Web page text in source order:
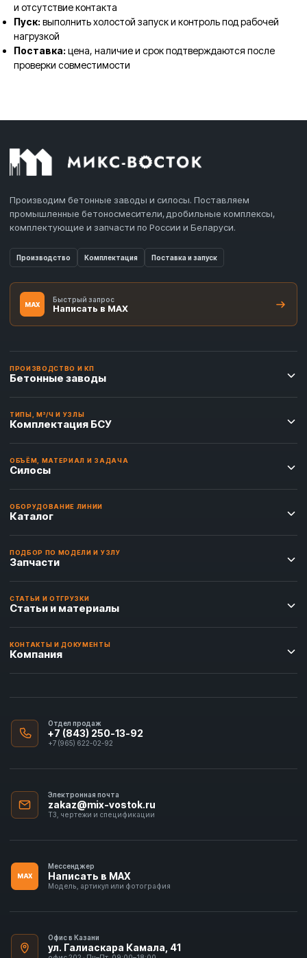
и отсутствие контакта
Пуск: выполнить холостой запуск и контроль под рабочей
нагрузкой
Поставка: цена, наличие и срок подтверждаются после
проверки совместимости
Производим бетонные заводы и силосы. Поставляем
промышленные бетоносмесители, дробильные комплексы,
комплектующие и запчасти по России и Беларуси.
Производство Комплектация Поставка и запуск
MAX
Быстрый запрос
Написать в MAX
ПРОИЗВОДСТВО И КП
Бетонные заводы
ТИПЫ, М³/Ч И УЗЛЫ
Комплектация БСУ
ОБЪЁМ, МАТЕРИАЛ И ЗАДАЧА
Силосы
ОБОРУДОВАНИЕ ЛИНИИ
Каталог
ПОДБОР ПО МОДЕЛИ И УЗЛУ
Запчасти
СТАТЬИ И ОТГРУЗКИ
Статьи и материалы
КОНТАКТЫ И ДОКУМЕНТЫ
Компания
Отдел продаж
+7 (843) 250-13-92
+7 (965) 622-02-92
Электронная почта
zakaz@mix-vostok.ru
ТЗ, чертежи и спецификации
MAX
Мессенджер
Написать в MAX
Модель, артикул или фотография
Офис в Казани
ул. Галиаскара Камала, 41